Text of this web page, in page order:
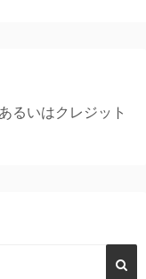
るいはクレジット